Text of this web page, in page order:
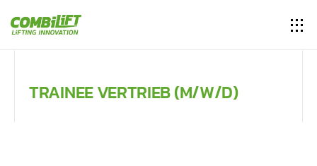
TRAINEE VERTRIEB (M/W/D)